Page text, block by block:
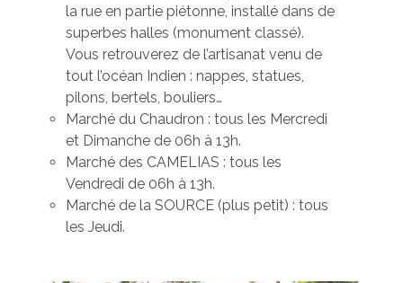
la rue en partie piétonne, installé dans de
superbes halles (monument classé).
Vous retrouverez de l’artisanat venu de
tout l’océan Indien : nappes, statues,
pilons, bertels, bouliers…
Marché du Chaudron : tous les Mercredi
et Dimanche de 06h à 13h.
Marché des CAMELIAS : tous les
Vendredi de 06h à 13h.
Marché de la SOURCE (plus petit) : tous
les Jeudi.